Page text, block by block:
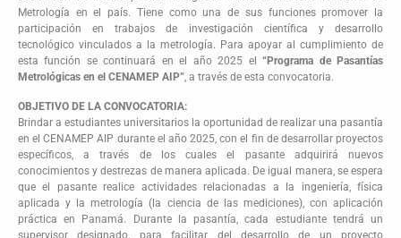
Metrología en el país. Tiene como una de sus funciones promover la
participación en trabajos de investigación científica y desarrollo
tecnológico vinculados a la metrología. Para apoyar al cumplimiento de
esta función se continuará en el año 2025 el“Programa de Pasantías
Metrológicas en el CENAMEP AIP”, a través de esta convocatoria.
OBJETIVO DE LA CONVOCATORIA:
Brindar a estudiantes universitarios la oportunidad de realizar una pasantía
en el CENAMEP AIP durante el año 2025, con el fin de desarrollar proyectos
específicos, a través de los cuales el pasante adquirirá nuevos
conocimientos y destrezas de manera aplicada. De igual manera, se espera
que el pasante realice actividades relacionadas a la ingeniería, física
aplicada y la metrología (la ciencia de las mediciones), con aplicación
práctica en Panamá. Durante la pasantía, cada estudiante tendrá un
supervisor designado, para facilitar del desarrollo de un proyecto